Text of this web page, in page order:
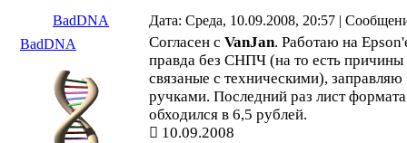
BadDNA
Дата: Среда, 10.09.2008, 20:57 |
BadDNA
Согласен с VanJan. Работаю на
правда без СНПЧ (на то есть причины
связаные с техническими), заправляю
ручками. Последний раз лист
обходился в 6,5 рублей.
10.09.2008